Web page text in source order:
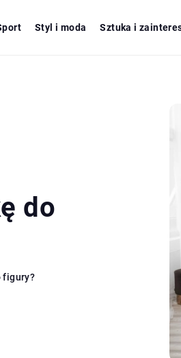
Styl i moda Sztuka i
do
figury?